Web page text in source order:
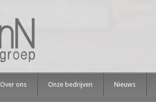
Over ons Onze bedrijven Nieuws